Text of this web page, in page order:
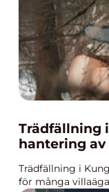
Trädfällning
hantering
Trädfällning i
för många